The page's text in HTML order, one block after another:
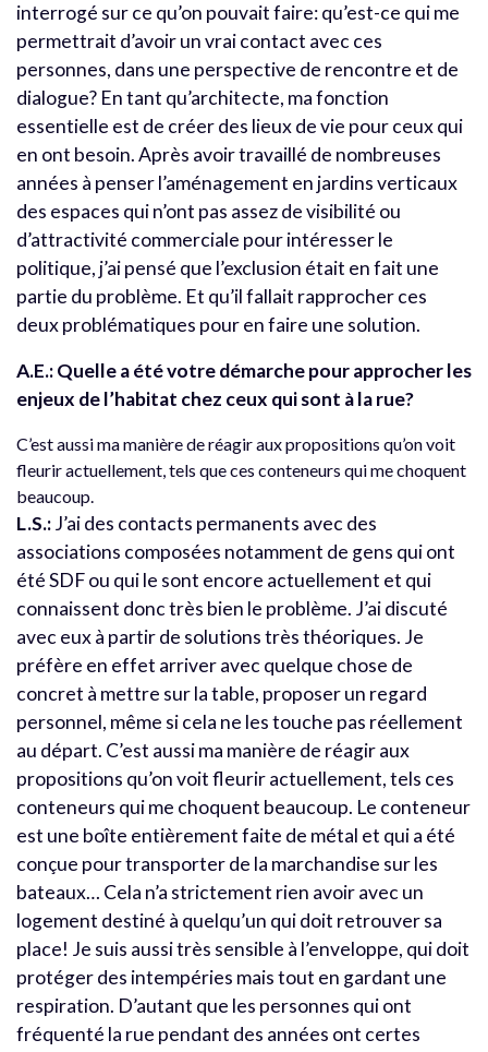
interrogé sur ce qu’on pouvait faire: qu’est-ce qui me
permettrait d’avoir un vrai contact avec ces
personnes, dans une perspective de rencontre et de
dialogue? En tant qu’architecte, ma fonction
essentielle est de créer des lieux de vie pour ceux qui
en ont besoin. Après avoir travaillé de nombreuses
années à penser l’aménagement en jardins verticaux
des espaces qui n’ont pas assez de visibilité ou
d’attractivité commerciale pour intéresser le
politique, j’ai pensé que l’exclusion était en fait une
partie du problème. Et qu’il fallait rapprocher ces
deux problématiques pour en faire une solution.
A.E.: Quelle a été votre démarche pour approcher les
enjeux de l’habitat chez ceux qui sont à la rue?
C’est aussi ma manière de réagir aux propositions qu’on voit
fleurir actuellement, tels que ces conteneurs qui me choquent
beaucoup.
L.S.:J’ai des contacts permanents avec des
associations composées notamment de gens qui ont
été SDF ou qui le sont encore actuellement et qui
connaissent donc très bien le problème. J’ai discuté
avec eux à partir de solutions très théoriques. Je
préfère en effet arriver avec quelque chose de
concret à mettre sur la table, proposer un regard
personnel, même si cela ne les touche pas réellement
au départ. C’est aussi ma manière de réagir aux
propositions qu’on voit fleurir actuellement, tels ces
conteneurs qui me choquent beaucoup. Le conteneur
est une boîte entièrement faite de métal et qui a été
conçue pour transporter de la marchandise sur les
bateaux… Cela n’a strictement rien avoir avec un
logement destiné à quelqu’un qui doit retrouver sa
place! Je suis aussi très sensible à l’enveloppe, qui doit
protéger des intempéries mais tout en gardant une
respiration. D’autant que les personnes qui ont
fréquenté la rue pendant des années ont certes